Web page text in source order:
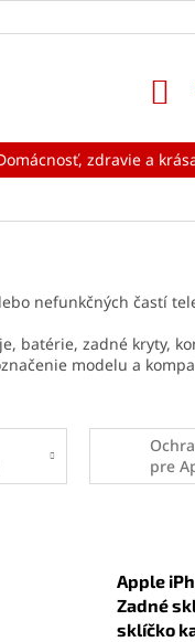
zdravie a
nefunkčných častí
batérie, zadné kryty,
modelu a
pre
Apple
Zadné
sklíčko